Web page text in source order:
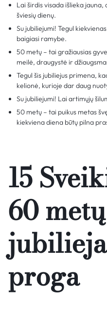
Lai širdis visada išlieka
šviesių dienų.
Su jubiliejumi! Tegul
baigiasi ramybe.
50 metų – tai gražiausias
meilė, draugystė ir
Tegul šis jubiliejus primena,
kelionė, kurioje dar daug
Su jubiliejumi! Lai artimųjų
50 metų – tai puikus metas
kiekviena diena būtų pilna
15
60 metų
proga